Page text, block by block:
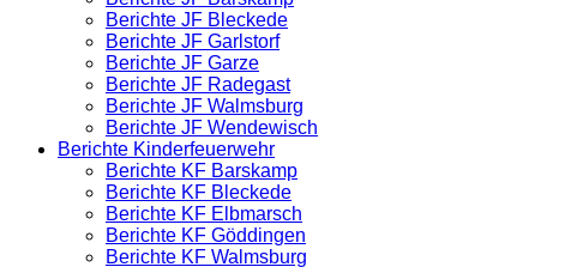
Berichte JF Bleckede
Berichte JF Garlstorf
Berichte JF Garze
Berichte JF Radegast
Berichte JF Walmsburg
Berichte JF Wendewisch
Berichte Kinderfeuerwehr
Berichte KF Barskamp
Berichte KF Bleckede
Berichte KF Elbmarsch
Berichte KF Göddingen
Berichte KF Walmsburg